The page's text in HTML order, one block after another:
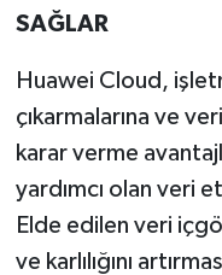
SAĞLAR
Huawei Cloud,
çıkarmalarına ve
karar verme
yardımcı olan veri
Elde edilen veri
ve karlılığını